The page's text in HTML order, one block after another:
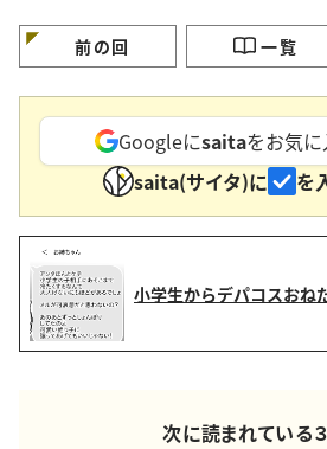
掃除術】
前の回 一覧
Googleにsaitaをお気
saita(サイタ)に
を
小学生からデパコスお
次に読まれている